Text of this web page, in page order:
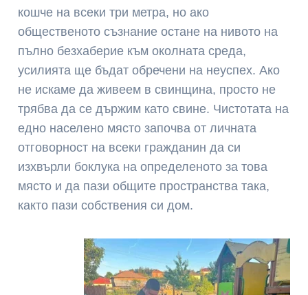
кошче на всеки три метра, но ако
общественото съзнание остане на нивото на
пълно безхаберие към околната среда,
усилията ще бъдат обречени на неуспех. Ако
не искаме да живеем в свинщина, просто не
трябва да се държим като свине. Чистотата на
едно населено място започва от личната
отговорност на всеки гражданин да си
изхвърли боклука на определеното за това
място и да пази общите пространства така,
както пази собствения си дом.